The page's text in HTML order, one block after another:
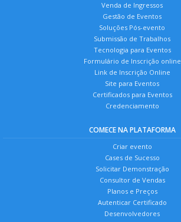
Venda de Ingressos
Gestão de Eventos
Soluções Pós-evento
Submissão de Trabalhos
Tecnologia para Eventos
Formulário de Inscrição online
Link de Inscrição Online
Site para Eventos
Certificados para Eventos
Credenciamento
COMECE NA PLATAFORMA
Criar evento
Cases de Sucesso
Solicitar Demonstração
Consultor de Vendas
Planos e Preços
Autenticar Certificado
Desenvolvedores